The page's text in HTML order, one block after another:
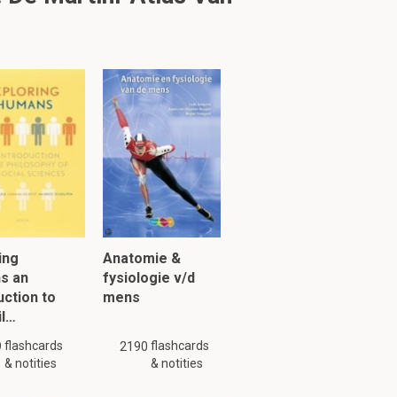
de
absorptie
an
to
flashcards
& notities
Anatomie &
fysiologie v/d
mens
2190 flashcards
& notities